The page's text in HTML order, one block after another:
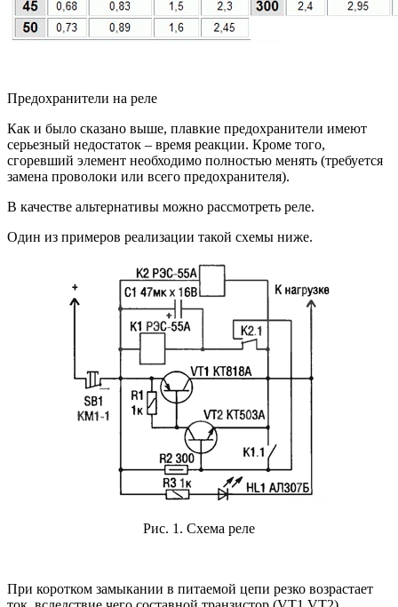
Предохранители на реле
Как и было сказано выше, плавкие предохранители имеют
серьезный недостаток – время реакции. Кроме того,
сгоревший элемент необходимо полностью менять (требуется
замена проволоки или всего предохранителя).
В качестве альтернативы можно рассмотреть реле.
Один из примеров реализации такой схемы ниже.
Рис. 1. Схема реле
При коротком замыкании в питаемой цепи резко возрастает